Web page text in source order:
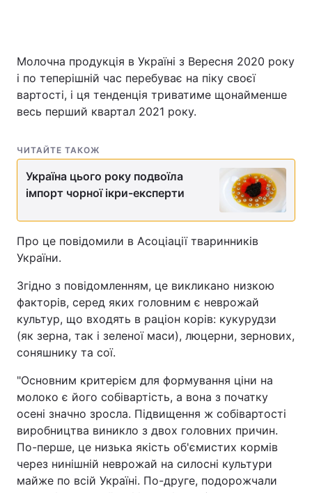
Молочна продукція в Україні з Вересня 2020 року
і по теперішній час перебуває на піку своєї
вартості, і ця тенденція триватиме щонайменше
весь перший квартал 2021 року.
ЧИТАЙТЕ ТАКОЖ
Україна цього року подвоїла
імпорт чорної ікри-експерти
Про це повідомили в Асоціації тваринників
України.
Згідно з повідомленням, це викликано низкою
факторів, серед яких головним є неврожай
культур, що входять в раціон корів: кукурудзи
(як зерна, так і зеленої маси), люцерни, зернових,
соняшнику та сої.
"Основним критерієм для формування ціни на
молоко є його собівартість, а вона з початку
осені значно зросла. Підвищення ж собівартості
виробництва виникло з двох головних причин.
По-перше, це низька якість об'ємистих кормів
через нинішній неврожай на силосні культури
майже по всій Україні. По-друге, подорожчали